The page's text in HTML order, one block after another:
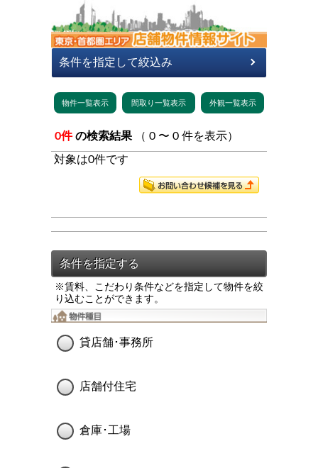
※賃料、こだわり条件などを指定して物件を絞
り込むことができます。
貸店舗･事務所
店舗付住宅
倉庫･工場
0件 の検索結果 （ 0 〜 0 件を表示）
対象は0件です